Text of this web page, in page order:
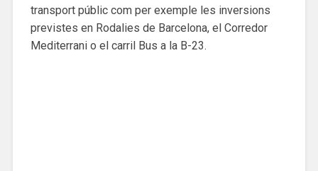
transport públic com per exemple les inversions
previstes en Rodalies de Barcelona, el Corredor
Mediterrani o el carril Bus a la B-23.